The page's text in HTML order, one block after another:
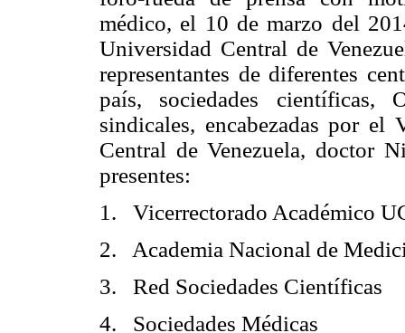
médico, el 10 de marzo del
Universidad Central de
representantes de diferentes
país, sociedades científicas,
sindicales, encabezadas por el
Central de Venezuela, doctor
presentes:
1.
Vicerrectorado Académico
2.
Academia Nacional de
3.
Red Sociedades Científicas
4.
Sociedades Médicas